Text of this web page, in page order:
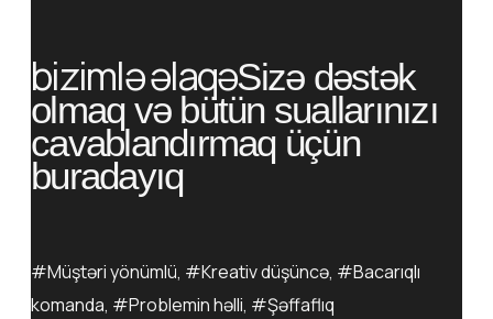
bizimlə əlaqəSizə dəstək
olmaq və bütün suallarınızı
cavablandırmaq üçün
buradayıq
#Müştəri yönümlü, #Kreativ düşüncə, #Bacarıqlı
komanda, #Problemin həlli, #Şəffaflıq